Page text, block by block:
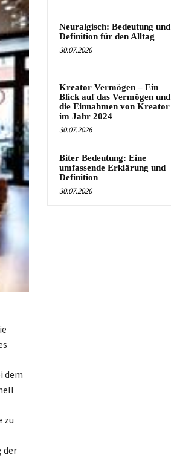
dem
zu
der
Neuralgisch: Bedeutung und
Definition für den Alltag
30.07.2026
Kreator Vermögen – Ein
Blick auf das Vermögen und
die Einnahmen von Kreator
im Jahr 2024
30.07.2026
Biter Bedeutung: Eine
umfassende Erklärung und
Definition
30.07.2026